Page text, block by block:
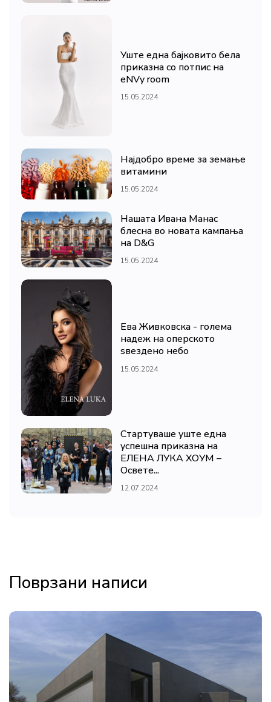
Уште една бајковито бела
приказна со потпис на
eNVy room
15.05.2024
Најдобро време за земање
витамини
15.05.2024
Нашата Ивана Манас
блесна во новата кампања
на D&G
15.05.2024
Ева Живковска - голема
надеж на оперското
ѕвездено небо
15.05.2024
Стартуваше уште една
успешна приказна на
ЕЛЕНА ЛУКА ХОУМ –
Освете...
12.07.2024
Поврзани написи